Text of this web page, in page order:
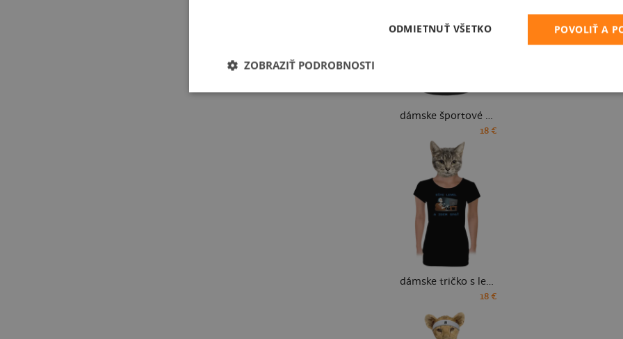
dámske športové tričko
18 €
dámske tričko s lemom
18 €
POVOLIŤ A
ODMIETNUŤ VŠETKO
ZOBRAZIŤ PODROBNOSTI